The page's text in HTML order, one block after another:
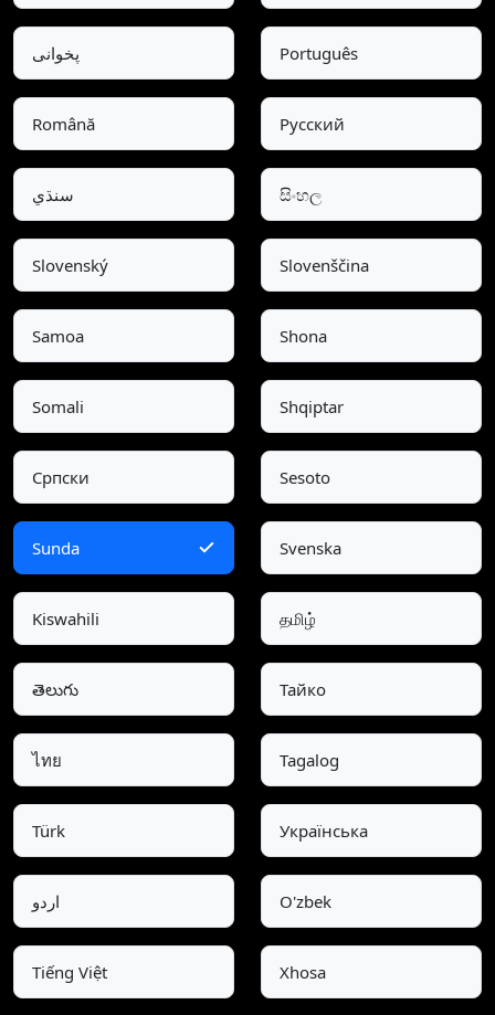
پخوانی Português
Română Pусский
سنڌي සිංහල
Slovenský Slovenščina
Samoa Shona
Somali Shqiptar
Српски Sesoto
Sunda Svenska
Kiswahili தமிழ்
తెలుగు Тайко
ไทย Tagalog
Türk Українська
اردو O'zbek
Tiếng Việt Xhosa